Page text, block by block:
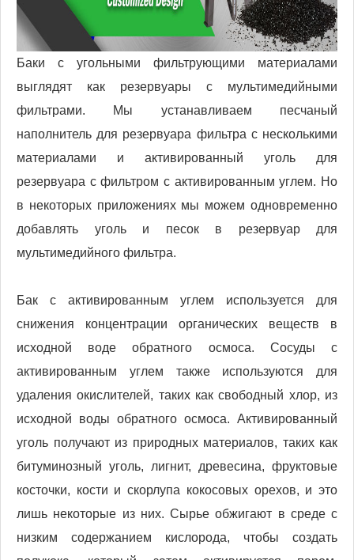
Баки с угольными фильтрующими материалами
выглядят как резервуары с мультимедийными
фильтрами. Мы устанавливаем песчаный
наполнитель для резервуара фильтра с несколькими
материалами и активированный уголь для
резервуара с фильтром с активированным углем. Но
в некоторых приложениях мы можем одновременно
добавлять уголь и песок в резервуар для
мультимедийного фильтра.
Бак с активированным углем используется для
снижения концентрации органических веществ в
исходной воде обратного осмоса. Сосуды с
активированным углем также используются для
удаления окислителей, таких как свободный хлор, из
исходной воды обратного осмоса. Активированный
уголь получают из природных материалов, таких как
битуминозный уголь, лигнит, древесина, фруктовые
косточки, кости и скорлупа кокосовых орехов, и это
лишь некоторые из них. Сырье обжигают в среде с
низким содержанием кислорода, чтобы создать